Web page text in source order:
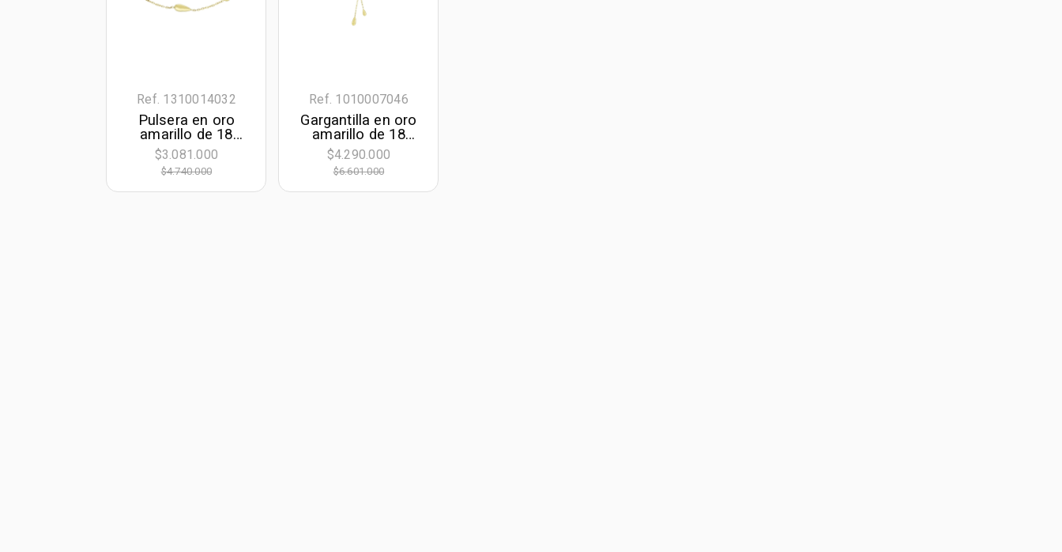
Ref. 1310014032
Pulsera en oro
amarillo de 18
Kilates, 17 cm. de
largo, 1.50 mm. de
ancho
$3.081.000
$4.740.000
Ref. 1010007046
Gargantilla en oro
amarillo de 18
Kilates, Lágrima,
42 cm. de largo,
1.50 mm. de ancho
$4.290.000
$6.601.000